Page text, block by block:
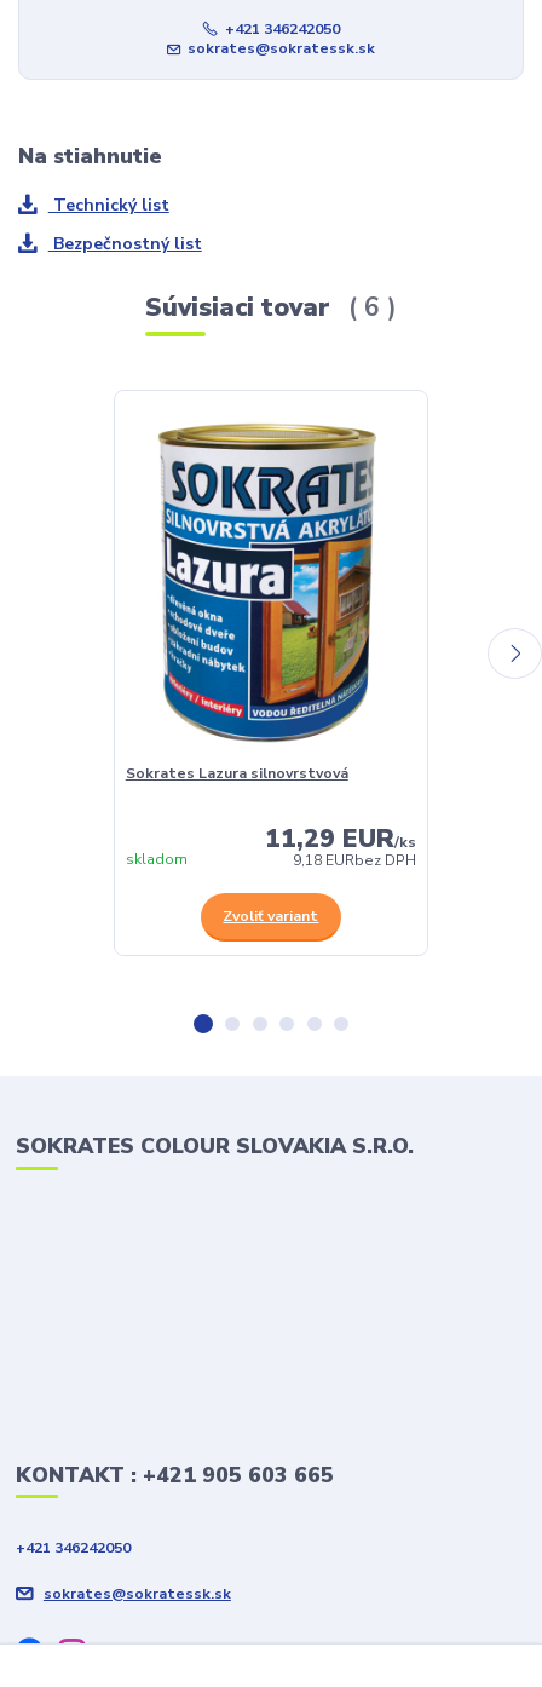
+421 346242050
sokrates@sokratessk.sk
Na stiahnutie
Technický list
Bezpečnostný list
Súvisiaci tovar 6
Sokrates Lazura silnovrstvová
11,29 EUR/ks
9,18 EURbez DPH
skladom
Zvoliť variant
SOKRATES COLOUR SLOVAKIA S.R.O.
KONTAKT : +421 905 603 665
+421 346242050
sokrates@sokratessk.sk